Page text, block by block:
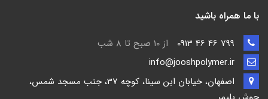
با ما همراه باشید
از ۱۰ صبح تا ۸ شب
اصفهان، خیابان ابن سینا، کوچه 37، جنب مسجد شمس،